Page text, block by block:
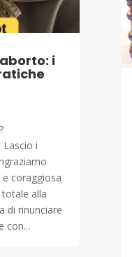
i
Lascio i
coraggiosa
alla
di rinunciare
con...